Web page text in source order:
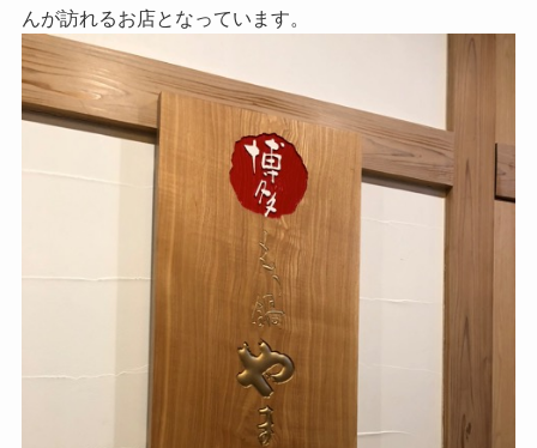
んが訪れるお店となっています。